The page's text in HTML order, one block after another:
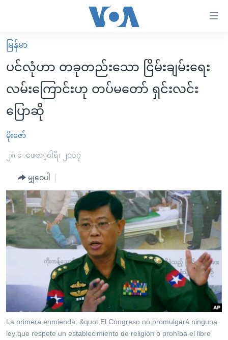
လွယ်ကူ
စေ
သည့်
Link
များ
ပင်မ
အကြောင်းအရာ
သို့
ကျော်
ကြည့်
ရန်
ပင်မ
အ
ညွန်း
ကျော်
ရန်
ရှာဖွေ
မူလစာမျက်နှာ
မြန်မာ
ကမ္ဘာ့သတင်းများ
နိုင်ငံတကာ
အစ္စရေး-ပါလက်စတိုင်း
ဗွီဒီယို
အင်္ဂလိပ်စာလေ့လာမယ်
အမေရိကန်သုံးအီဒီယံ
မကြေးမုံရဲ့ အင်္ဂလိပ်စာ
ရုပ်ရှင်ထဲက အင်္ဂလိပ်စာ
သုတပဒေသာ အင်္ဂလိပ်စာ
အပတ်စဉ်ကဏ္ဍများ
ရေဒီယို
တီဗွီ
ရေဒီယိုနှင့်ရုပ်သံ အချက်အလက်များ
ရေဒီယို/တီဗွီအစီအစဉ်
Learning English
ဗွီအိုအေ လူမှုကွန်ယက်များ
ဘာသာစကားများ
မြန်မာ
ပင်လုံဟာ တခုတည်းသော ငြိမ်းချမ်းရေး
လမ်းကြောင်းဟု တပ်မတော် ရှင်းလင်း
ပြောဆို
မိုးဇော်
၂၈ ေဖေဖာ္၀ါရီ၊ ၂၀၁၇
မျှဝေပါ
La primera enmienda: &quot;El Congreso no promulgará ninguna
ley que respete un establecimiento de religión o prohíba el libre